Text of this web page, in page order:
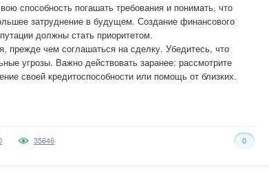
способность погашать требования и понимать, что
затруднение в будущем. Создание финансового
должны стать приоритетом.
прежде чем соглашаться на сделку. Убедитесь, что
угрозы. Важно действовать заранее: рассмотрите
своей кредитоспособности или помощь от близких.
0
35646